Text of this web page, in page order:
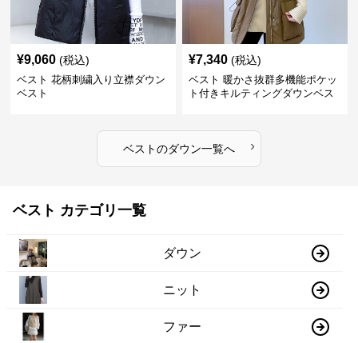
¥9,060 (税込)
ベスト 花柄刺繍入り立襟ダウン
ベスト
¥7,340 (税込)
ベスト 暖かさ抜群多機能ポケッ
ト付きキルティングダウンベス
ベストのダウン一覧へ ›
ベスト カテゴリ一覧
ダウン
ニット
ファー